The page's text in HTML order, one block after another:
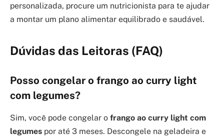
personalizada, procure um nutricionista para te ajudar
a montar um plano alimentar equilibrado e saudável.
Dúvidas das Leitoras (FAQ)
Posso congelar o frango ao curry light
com legumes?
Sim, você pode congelar o frango ao curry light com
legumes por até 3 meses. Descongele na geladeira e